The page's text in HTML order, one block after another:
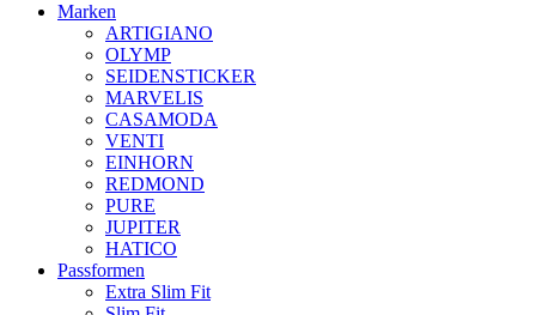
Marken
ARTIGIANO
OLYMP
SEIDENSTICKER
MARVELIS
CASAMODA
VENTI
EINHORN
REDMOND
PURE
JUPITER
HATICO
Passformen
Extra Slim Fit